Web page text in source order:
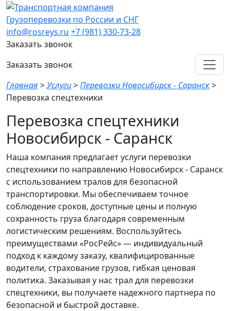
Грузоперевозки по России и СНГ
info@rosreys.ru +7 (981) 330-73-28
Заказать звонок
Заказать звонок
Главная >Услуги>Перевозки Новосибирск - Саранск>
Перевозка спецтехники
Перевозка спецтехники
Новосибирск - Саранск
Наша компания предлагает услуги перевозки
спецтехники по направлению Новосибирск - Саранск
с использованием тралов для безопасной
транспортировки. Мы обеспечиваем точное
соблюдение сроков, доступные цены и полную
сохранность груза благодаря современным
логистическим решениям. Воспользуйтесь
преимуществами «РосРейс» — индивидуальный
подход к каждому заказу, квалифицированные
водители, страхование грузов, гибкая ценовая
политика. Заказывая у нас трал для перевозки
спецтехники, вы получаете надежного партнера по
безопасной и быстрой доставке.